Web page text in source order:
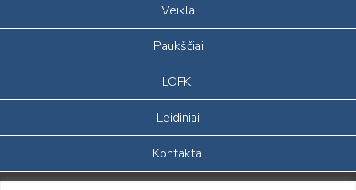
Veikla
Paukščiai
LOFK
Leidiniai
Kontaktai